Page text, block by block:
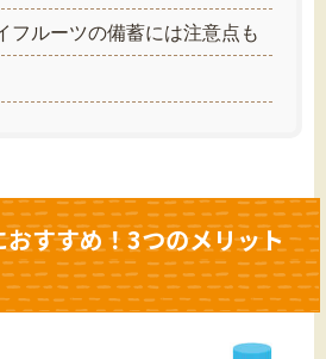
フルーツの備蓄には注意点も
すすめ！3つのメリット